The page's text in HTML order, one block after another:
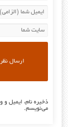
ذخیره نام، ایمیل و
می‌نویسم.